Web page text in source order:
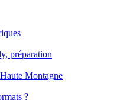
préparation
Montagne
?